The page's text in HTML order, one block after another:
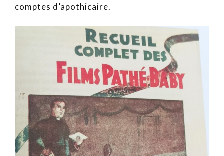
comptes d’apothicaire.